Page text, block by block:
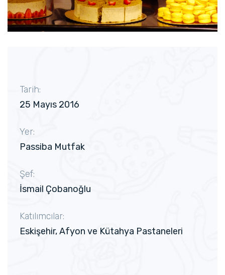
Tarih:
25 Mayıs 2016
Yer:
Passiba Mutfak
Şef:
İsmail Çobanoğlu
Katılımcılar:
Eskişehir, Afyon ve Kütahya Pastaneleri